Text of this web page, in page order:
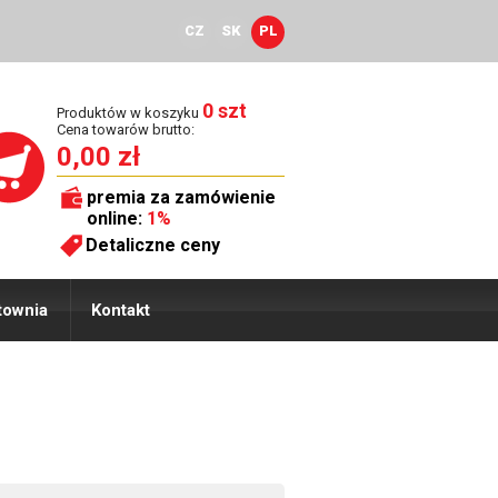
CZ SK PL
Produktów w koszyku 0 szt
Cena towarów brutto:
0,00 zł
premia za zamówienie
online: 1%
Detaliczne ceny
Kontakt